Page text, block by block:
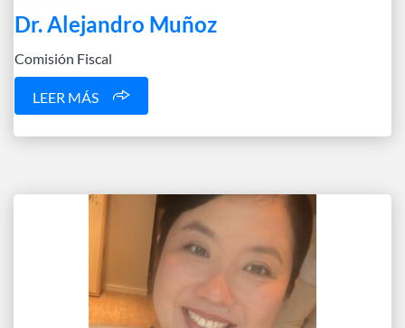
Dr. Alejandro Muñoz
Comisión Fiscal
LEER MÁS